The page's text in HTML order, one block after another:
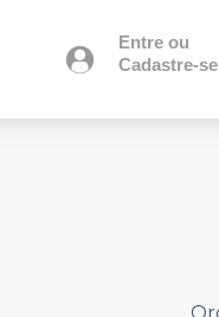
Entre ou
Cadastre-se